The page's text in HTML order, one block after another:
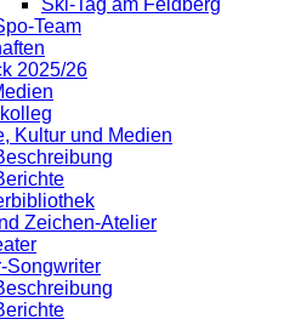
Team
2025/26
Kultur und Medien
Zeichen-Atelier
Songwriter